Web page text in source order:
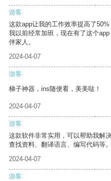
游客
这款app让我的工作效率提高了
我以前经常加班，现在有了这个
伴家人。
2024-04-07
游客
梯子神器，ins随便看，美美哒！
2024-04-07
游客
这款软件非常实用，可以帮助我解
查找资料、翻译语言、编写代码等。
2024-04-07
游客